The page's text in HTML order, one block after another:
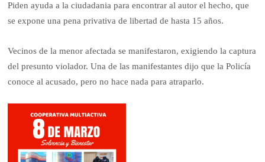
Piden ayuda a la ciudadania para encontrar al autor el hecho, que
se expone una pena privativa de libertad de hasta 15 años.
Vecinos de la menor afectada se manifestaron, exigiendo la captura
del presunto violador. Una de las manifestantes dijo que la Policía
conoce al acusado, pero no hace nada para atraparlo.